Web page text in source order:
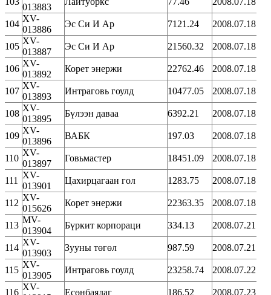
013883
104
XV-
013886
Эс Си И Ар 7121.24 2008.07.18
105
XV-
013887
Эс Си И Ар 21560.32 2008.07.18
106
XV-
013892
Корет энержи 22762.46 2008.07.18
107
XV-
013893
Интраговь гоулд 10477.05 2008.07.18
108
XV-
013895
Бүлээн даваа 6392.21 2008.07.18
109
XV-
013896
ВАБК 197.03 2008.07.18
110
XV-
013897
Говьмастер 18451.09 2008.07.18
111
XV-
013901
Цахирцагаан гол 1283.75 2008.07.18
112
XV-
015626
Корет энержи 22363.35 2008.07.18
113
MV-
013904
Бүркит корпораци 334.13 2008.07.21
114
XV-
013903
Зууны төгөл 987.59 2008.07.21
115
XV-
013905
Интраговь гоулд 23258.74 2008.07.22
116
XV-
Есөнбаялаг 186.52 2008.07.23